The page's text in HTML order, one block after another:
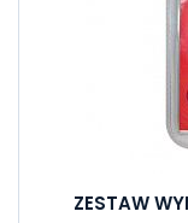
ZESTAW